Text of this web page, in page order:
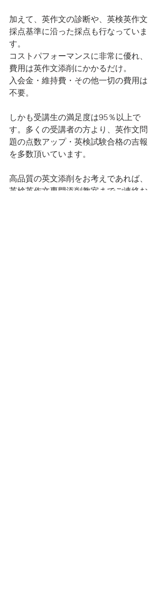
加えて、英作文の診断や、英検英作文
採点基準に沿った採点も行なっていま
す。
コストパフォーマンスに非常に優れ、
費用は英作文添削にかかるだけ。
入会金・維持費・その他一切の費用は
不要。
しかも受講生の満足度は95％以上で
す。多くの受講者の方より、英作文問
題の点数アップ・英検試験合格の吉報
を多数頂いています。
高品質の英文添削をお考えであれば、
英検英作文専門添削教室までご連絡お